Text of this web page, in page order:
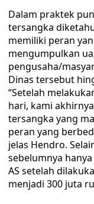
Dalam praktek
tersangka
memiliki peran
mengumpulkan
pengusaha/
Dinas tersebut
“Setelah
hari, kami
tersangka yang
peran yang
jelas Hendro.
sebelumnya
AS setelah
menjadi 300 juta